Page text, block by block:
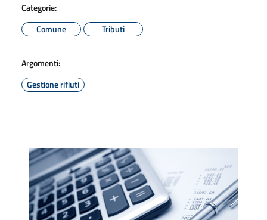
Categorie:
Comune
Tributi
Argomenti:
Gestione rifiuti